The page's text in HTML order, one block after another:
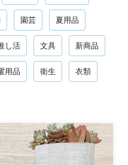
園芸 夏用品
し活 文具 新商品
用品 衛生 衣類